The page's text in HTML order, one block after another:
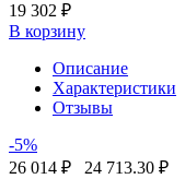
19 302 ₽
В корзину
Описание
Характеристики
Отзывы
-5%
26 014 ₽
24 713.30 ₽